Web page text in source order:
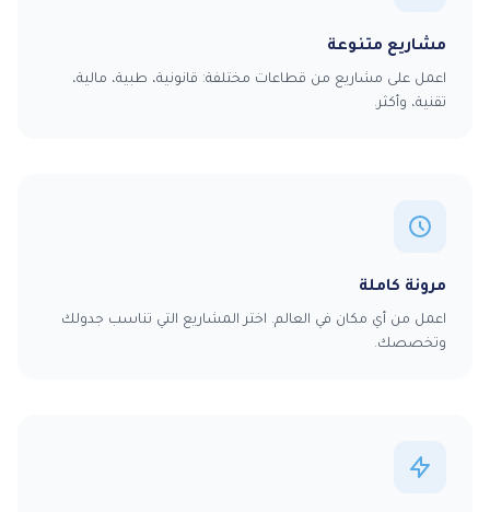
مشاريع متنوعة
اعمل على مشاريع من قطاعات مختلفة: قانونية، طبية، مالية،
تقنية، وأكثر.
مرونة كاملة
اعمل من أي مكان في العالم. اختر المشاريع التي تناسب جدولك
وتخصصك.